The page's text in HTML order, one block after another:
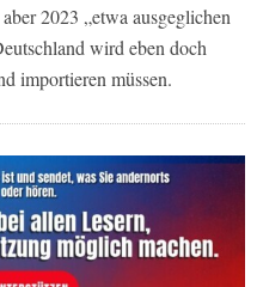
2023 „etwa ausgeglichen
wird eben doch
importieren müssen.